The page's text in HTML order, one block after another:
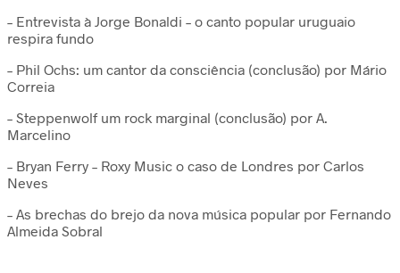
– Entrevista à Jorge Bonaldi – o canto popular uruguaio
respira fundo
– Phil Ochs: um cantor da consciência (conclusão) por Mário
Correia
– Steppenwolf um rock marginal (conclusão) por A.
Marcelino
– Bryan Ferry – Roxy Music o caso de Londres por Carlos
Neves
– As brechas do brejo da nova música popular por Fernando
Almeida Sobral